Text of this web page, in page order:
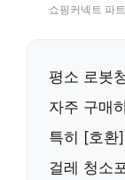
쇼핑커넥트 파
평소 로봇
자주 구매
특히 [호환
걸레 청소